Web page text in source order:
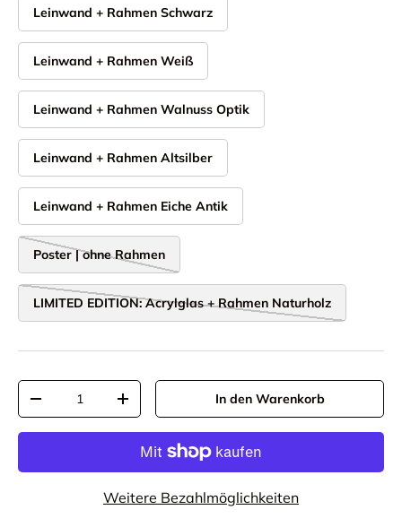
Leinwand + Rahmen Schwarz
Leinwand + Rahmen Weiß
Leinwand + Rahmen Walnuss Optik
Leinwand + Rahmen Altsilber
Leinwand + Rahmen Eiche Antik
Poster | ohne Rahmen
LIMITED EDITION: Acrylglas + Rahmen Naturholz
Anzahl
Menge verringernMenge erhöhen In den Warenkorb
Weitere Bezahlmöglichkeiten